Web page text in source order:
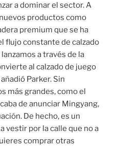
a dominar el sector. A
productos como
premium que se ha
flujo constante de calzado
a través de la
al calzado de juego
Parker. Sin
más grandes, como el
de anunciar Mingyang,
De hecho, es un
vestir por la calle que no a
comprar otras